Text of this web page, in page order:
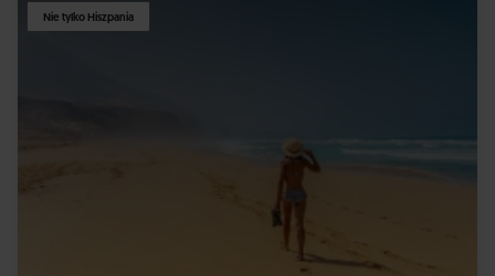
Nie tylko Hiszpania